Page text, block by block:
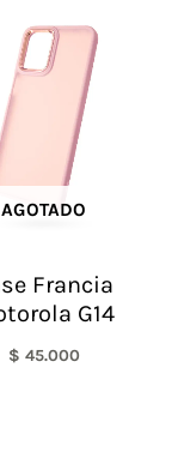
AGOTADO
Francia
G14
$ 45.000